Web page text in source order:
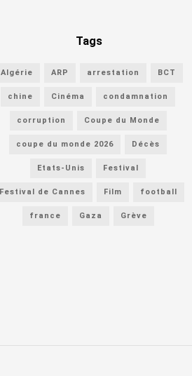
Tags
Algérie ARP arrestation BCT
chine Cinéma condamnation
corruption Coupe du Monde
coupe du monde 2026 Décès
Etats-Unis Festival
Festival de Cannes Film football
france Gaza Grève